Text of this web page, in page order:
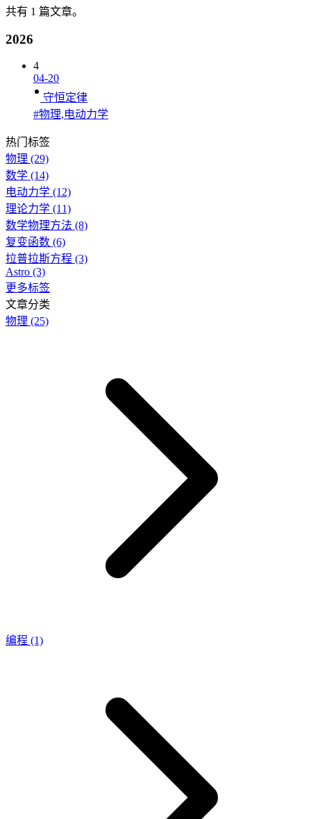
共有 1 篇文章。
2026
4
04-20
守恒定律
#物理,电动力学
热门标签
物理 (29)
数学 (14)
电动力学 (12)
理论力学 (11)
数学物理方法 (8)
复变函数 (6)
拉普拉斯方程 (3)
Astro (3)
更多标签
文章分类
物理 (25)
编程 (1)